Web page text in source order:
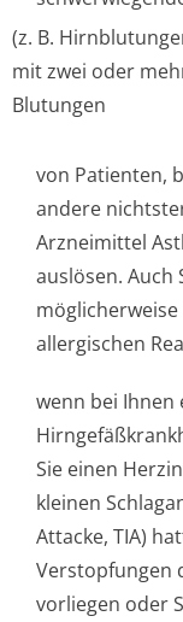
(z. B.
mit zwei oder
Blutungen
von Patienten,
andere
Arzneimittel
auslösen.
allergischen
wenn bei
Sie einen
kleinen
Attacke, TIA)
Verstopfungen
vorliegen oder